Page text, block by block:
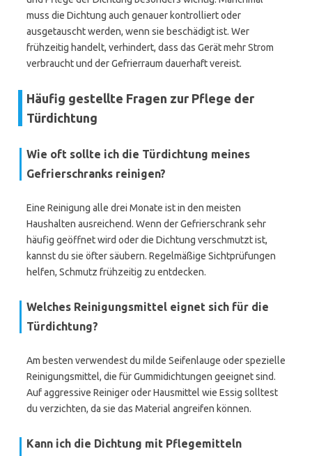
muss die Dichtung auch genauer kontrolliert oder
ausgetauscht werden, wenn sie beschädigt ist. Wer
frühzeitig handelt, verhindert, dass das Gerät mehr Strom
verbraucht und der Gefrierraum dauerhaft vereist.
Häufig gestellte Fragen zur Pflege der
Türdichtung
Wie oft sollte ich die Türdichtung meines
Gefrierschranks reinigen?
Eine Reinigung alle drei Monate ist in den meisten
Haushalten ausreichend. Wenn der Gefrierschrank sehr
häufig geöffnet wird oder die Dichtung verschmutzt ist,
kannst du sie öfter säubern. Regelmäßige Sichtprüfungen
helfen, Schmutz frühzeitig zu entdecken.
Welches Reinigungsmittel eignet sich für die
Türdichtung?
Am besten verwendest du milde Seifenlauge oder spezielle
Reinigungsmittel, die für Gummidichtungen geeignet sind.
Auf aggressive Reiniger oder Hausmittel wie Essig solltest
du verzichten, da sie das Material angreifen können.
Kann ich die Dichtung mit Pflegemitteln